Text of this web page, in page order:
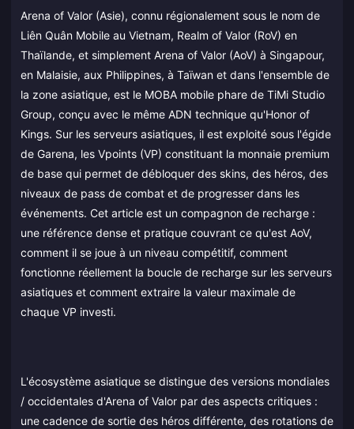
Arena of Valor (Asie), connu régionalement sous le nom de
Liên Quân Mobile au Vietnam, Realm of Valor (RoV) en
Thaïlande, et simplement Arena of Valor (AoV) à Singapour,
en Malaisie, aux Philippines, à Taïwan et dans l'ensemble de
la zone asiatique, est le MOBA mobile phare de TiMi Studio
Group, conçu avec le même ADN technique qu'Honor of
Kings. Sur les serveurs asiatiques, il est exploité sous l'égide
de Garena, les Vpoints (VP) constituant la monnaie premium
de base qui permet de débloquer des skins, des héros, des
niveaux de pass de combat et de progresser dans les
événements. Cet article est un compagnon de recharge :
une référence dense et pratique couvrant ce qu'est AoV,
comment il se joue à un niveau compétitif, comment
fonctionne réellement la boucle de recharge sur les serveurs
asiatiques et comment extraire la valeur maximale de
chaque VP investi.
L'écosystème asiatique se distingue des versions mondiales
/ occidentales d'Arena of Valor par des aspects critiques :
une cadence de sortie des héros différente, des rotations de